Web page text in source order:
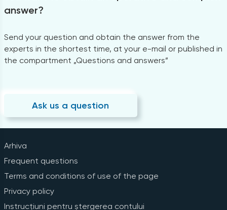
answer?
Send your question and obtain the answer from the
experts in the shortest time, at your e-mail or published in
the compartment „Questions and answers”
Ask us a question
Arhiva
Frequent questions
Terms and conditions of use of the page
Privacy policy
Instrucțiuni pentru ștergerea contului